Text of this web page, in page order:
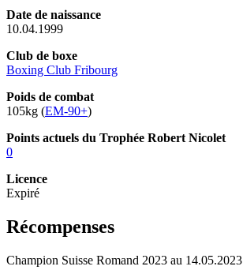
Date de naissance
10.04.1999
Club de boxe
Boxing Club Fribourg
Poids de combat
105kg (EM-90+)
Points actuels du Trophée Robert Nicolet
0
Licence
Expiré
Récompenses
Champion Suisse Romand 2023 au 14.05.2023